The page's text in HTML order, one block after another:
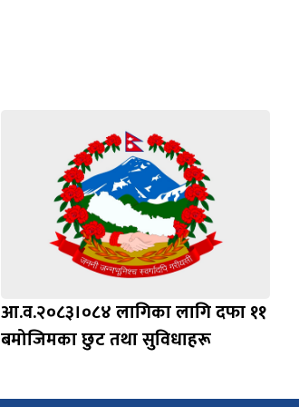
आ.व.२०८३।०८४ लागिका लागि दफा ११
बमोजिमका छुट तथा सुविधाहरू